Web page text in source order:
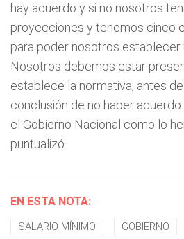
hay acuerdo y si no nosotros
proyecciones y tenemos cinco
para poder nosotros establecer
Nosotros debemos estar
establece la normativa, antes
conclusión de no haber
el Gobierno Nacional como lo
puntualizó.
EN ESTA NOTA:
SALARIO MÍNIMO GOBIERNO